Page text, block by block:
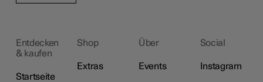
Entdecken
& kaufen
Startseite
Shop
Extras
Über
Events
Social
Instagram